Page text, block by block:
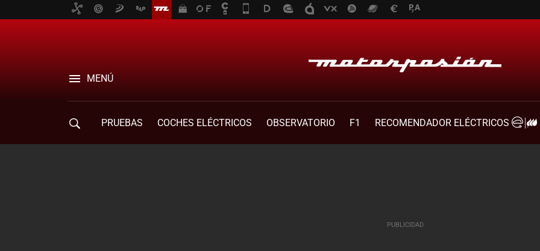
MENÚ
PRUEBAS COCHES ELÉCTRICOS OBSERVATORIO F1
RECOMENDADOR ELÉCTRICOS